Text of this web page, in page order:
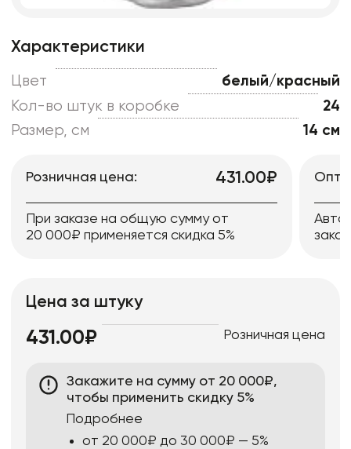
Характеристики
Цвет
белый/красный
Кол-во штук в коробке
24
Размер, см
14 см
Розничная цена: 431.00₽
При заказе на общую сумму от
20 000₽ применяется скидка 5%
Цена за штуку
431.00₽ Розничная цена
Закажите на сумму от 20 000₽,
чтобы применить скидку 5%
Подробнее
от 20 000₽ до 30 000₽ — 5%